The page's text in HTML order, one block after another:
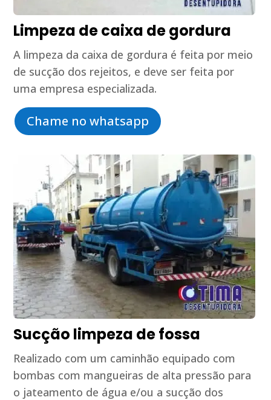
Limpeza de caixa de gordura
A limpeza da caixa de gordura é feita por meio
de sucção dos rejeitos, e deve ser feita por
uma empresa especializada.
Chame no whatsapp
Sucção limpeza de fossa
Realizado com um caminhão equipado com
bombas com mangueiras de alta pressão para
o jateamento de água e/ou a sucção dos